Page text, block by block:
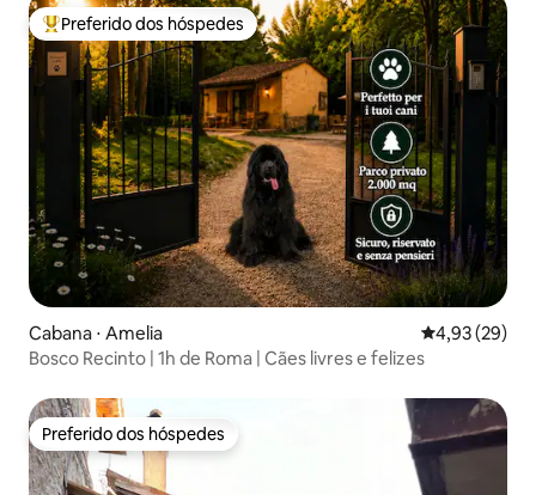
Entre os melhores preferidos dos hóspedes
Preferido dos hóspedes
Cabana ⋅ Amelia 4,93 de uma
4,93 (29)
Bosco Recinto | 1h de Roma | Cães livres e felizes
Preferido dos hóspedes
Preferido dos hóspedes